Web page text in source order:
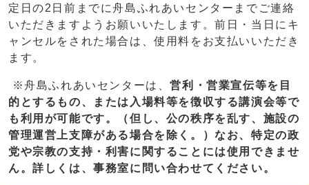
定日の2日前までに舟島ふれあいセンターまでご連絡
いただきますようお願いいたします。前日・当日にキ
ャンセルをされた場合は、使用料をお支払いいただき
ます。
※舟島ふれあいセンターは、営利・営業宣伝等を目
的とするもの、または入場料等を徴収する講演会等で
も利用が可能です。（但し、公の秩序を乱す、施設の
管理運営上支障がある場合を除く。）なお、 特定の政
党や宗教の支持・利害に関することには使用できませ
ん。詳しくは、事務室に問い合わせてください。